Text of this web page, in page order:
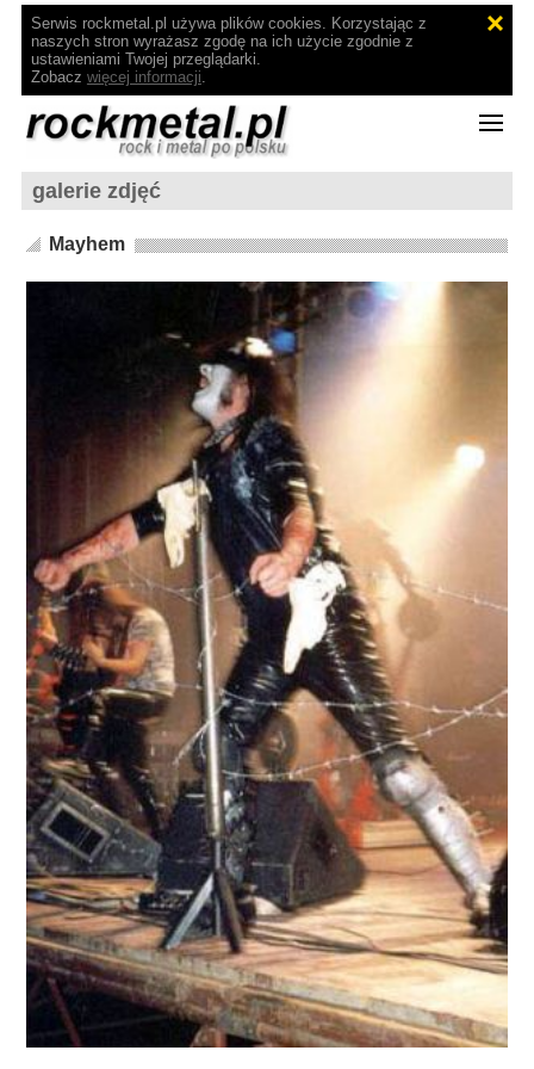
Serwis rockmetal.pl używa plików cookies. Korzystając z
naszych stron wyrażasz zgodę na ich użycie zgodnie z
ustawieniami Twojej przeglądarki.
Zobacz więcej informacji.
galerie zdjęć
Mayhem